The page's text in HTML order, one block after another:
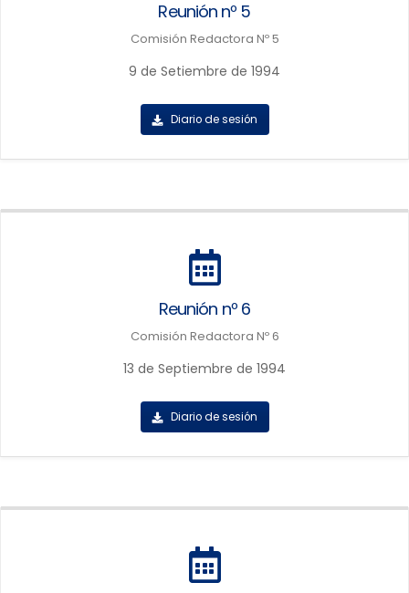
Reunión nº 5
Comisión Redactora Nº 5
9 de Setiembre de 1994
Diario de sesión
Reunión nº 6
Comisión Redactora Nº 6
13 de Septiembre de 1994
Diario de sesión